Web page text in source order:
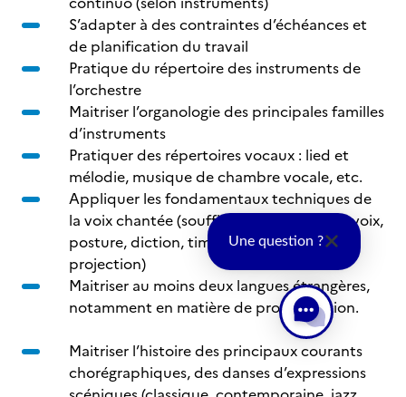
S’adapter à des contraintes d’échéances et
de planification du travail
Pratique du répertoire des instruments de
l’orchestre
Maitriser l’organologie des principales familles
d’instruments
Pratiquer des répertoires vocaux : lied et
mélodie, musique de chambre vocale, etc.
Appliquer les fondamentaux techniques de
la voix chantée (souffle, placement de la voix,
posture, diction, timbre, intonation et
projection)
Maitriser au moins deux langues étrangères,
notamment en matière de prononciation.
Maitriser l’histoire des principaux courants
chorégraphiques, des danses d’expressions
Une question ?